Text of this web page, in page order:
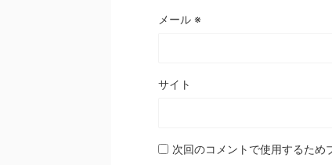
メール ※
サイト
次回のコメントで使用するため